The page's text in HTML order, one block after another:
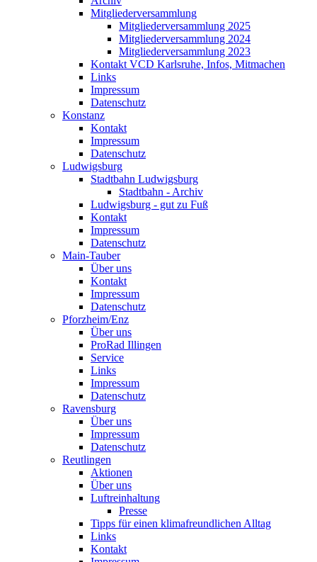
Mitgliederversammlung
Mitgliederversammlung 2025
Mitgliederversammlung 2024
Mitgliederversammlung 2023
Kontakt VCD Karlsruhe, Infos, Mitmachen
Links
Impressum
Datenschutz
Konstanz
Kontakt
Impressum
Datenschutz
Ludwigsburg
Stadtbahn Ludwigsburg
Stadtbahn - Archiv
Ludwigsburg - gut zu Fuß
Kontakt
Impressum
Datenschutz
Main-Tauber
Über uns
Kontakt
Impressum
Datenschutz
Pforzheim/Enz
Über uns
ProRad Illingen
Service
Links
Impressum
Datenschutz
Ravensburg
Über uns
Impressum
Datenschutz
Reutlingen
Aktionen
Über uns
Luftreinhaltung
Presse
Tipps für einen klimafreundlichen Alltag
Links
Kontakt